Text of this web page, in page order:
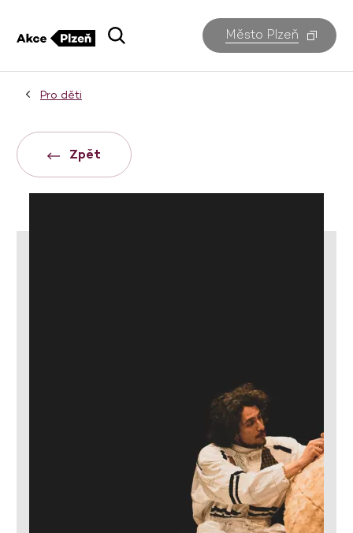
Město Plzeň
Pro děti
Zpět